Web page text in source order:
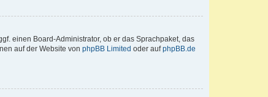
einen Board-Administrator, ob er das Sprachpaket, das
auf der Website von phpBB Limited oder aufphpBB.de